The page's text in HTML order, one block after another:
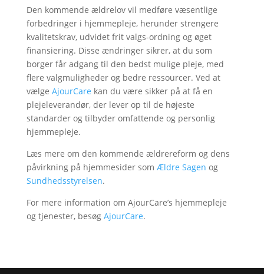
Den kommende ældrelov vil medføre væsentlige
forbedringer i hjemmepleje, herunder strengere
kvalitetskrav, udvidet frit valgs-ordning og øget
finansiering. Disse ændringer sikrer, at du som
borger får adgang til den bedst mulige pleje, med
flere valgmuligheder og bedre ressourcer. Ved at
vælge AjourCare kan du være sikker på at få en
plejeleverandør, der lever op til de højeste
standarder og tilbyder omfattende og personlig
hjemmepleje.
Læs mere om den kommende ældrereform og dens
påvirkning på hjemmesider som Ældre Sagen og
Sundhedsstyrelsen.
For mere information om AjourCare’s hjemmepleje
og tjenester, besøg AjourCare.